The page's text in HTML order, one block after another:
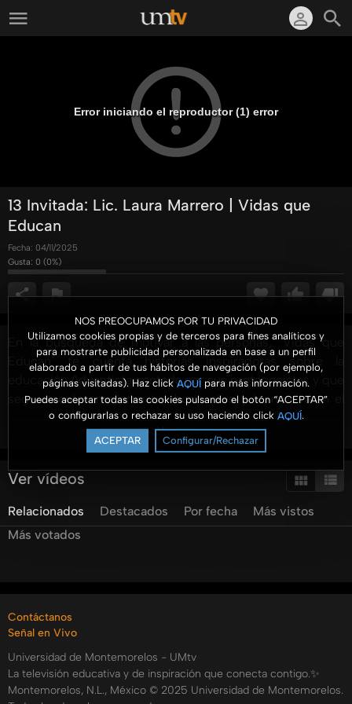
NOS PREOCUPAMOS POR TU PRIVACIDAD
Utilizamos cookies propias y de terceros para fines analíticos y
para mostrarte publicidad personalizada en base a un perfil
elaborado a partir de tus hábitos de navegación (por ejemplo,
páginas visitadas). Haz click AQUÍ para más información.
Puedes aceptar todas las cookies pulsando el botón “ACEPTAR”
o configurarlas o rechazar su uso haciendo click AQUÍ.
ACEPTAR Configurar/Rechazar
Error iniciando el reproductor (1) error
13 Invitada: Lic. Laura Marrero | Vidas que
Educan
Fecha: 04/11/2025
Gusta: 0 (0%)
En la búsqueda de motivar a las personas, "Vidas que
Educan" te cuenta historias inspiradoras sobre la
educación Adventista contada por sus protagonistas y que
seguramente ampliaran tus horizontes y te mostraran el
gran plan de Dios para cada uno de sus hijos.
Conduce el Dr. Ismael Castillo Osuna, rector de la
Universidad de Montemorelos.
http://www.facebook.com/UmediaPA
Categorías:
Ver más
Ver vídeos
Relacionados Destacados Por fecha
Más vistos
Más votados
Contáctanos
Señal en Vivo
Universidad de Montemorelos - UMtv
La televisión educativa y de inspiración que conecta contigo.✨
Montemorelos, N.L., México © 2025 Universidad de Montemorelos.